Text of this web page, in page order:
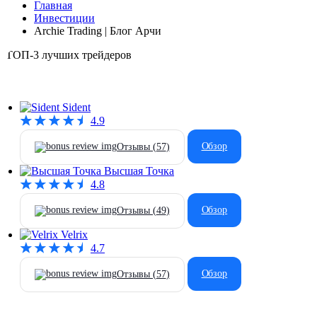
Главная
Инвестиции
Archie Trading | Блог Арчи
ТОП-3 лучших трейдеров
Sident
4.9
Отзывы (57) Обзор
Высшая Точка
4.8
Отзывы (49) Обзор
Velrix
4.7
Отзывы (57) Обзор